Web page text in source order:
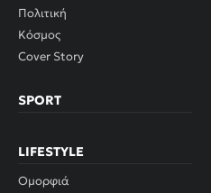
Πολιτική
Κόσμος
Cover Story
SPORT
LIFESTYLE
Ομορφιά